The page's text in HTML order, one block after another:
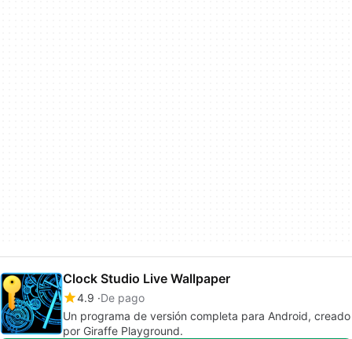
Clock Studio Live Wallpaper
4.9 De pago
Un programa de versión completa para Android, creado
por Giraffe Playground.